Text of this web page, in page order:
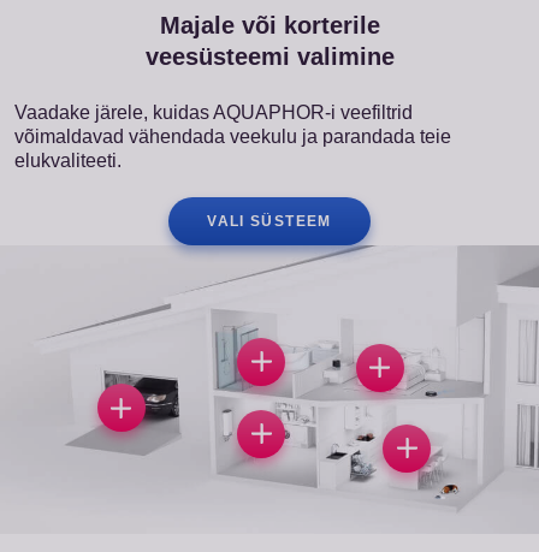
Majale või korterile
veesüsteemi valimine
Vaadake järele, kuidas AQUAPHOR-i veefiltrid
võimaldavad vähendada veekulu ja parandada teie
elukvaliteeti.
VALI SÜSTEEM